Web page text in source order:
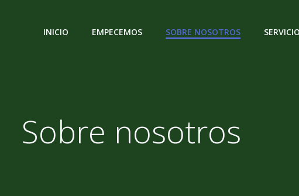
INICIO EMPECEMOS SOBRE NOSOTROS
Sobre nosotros